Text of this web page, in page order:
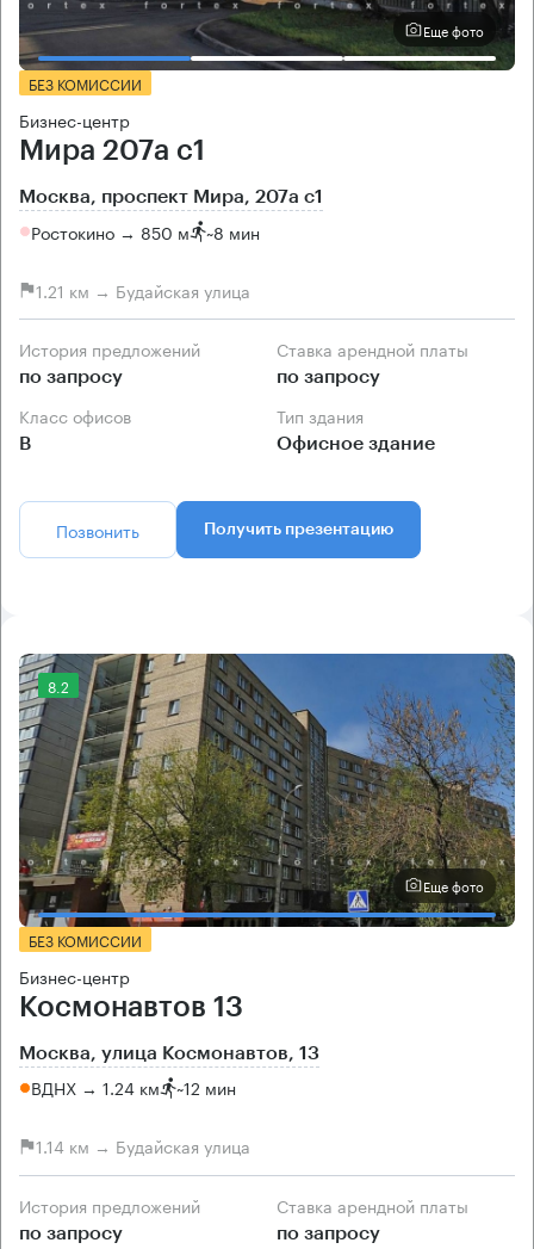
Еще фото
БЕЗ КОМИССИИ
Бизнес-центр
Мира 207а с1
Москва, проспект Мира, 207а с1
Ростокино → 850 м ~8 мин
1.21 км → Будайская улица
История предложений
по запросу
Ставка арендной платы
по запросу
Класс офисов
B
Тип здания
Офисное здание
Позвонить Получить презентацию
8.2
Еще фото
БЕЗ КОМИССИИ
Бизнес-центр
Космонавтов 13
Москва, улица Космонавтов, 13
ВДНХ → 1.24 км ~12 мин
1.14 км → Будайская улица
История предложений
по запросу
Ставка арендной платы
по запросу